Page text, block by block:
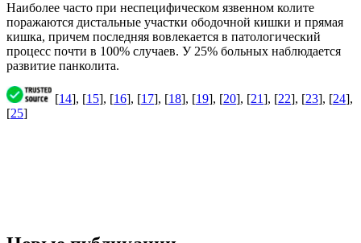
Наиболее часто при неспецифическом язвенном колите
поражаются дистальные участки ободочной кишки и прямая
кишка, причем последняя вовлекается в патологический
процесс почти в 100% случаев. У 25% больных наблюдается
развитие панколита.
[14], [15], [16], [17], [18], [19], [20], [21], [22], [23], [24],
[25]